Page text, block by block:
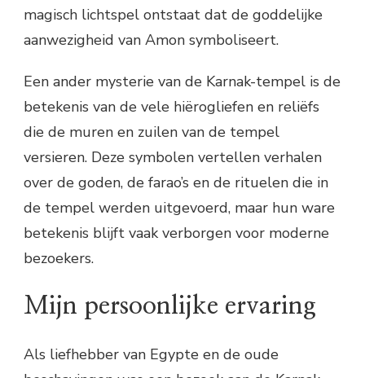
magisch lichtspel ontstaat dat de goddelijke
aanwezigheid van Amon symboliseert.
Een ander mysterie van de Karnak-tempel is de
betekenis van de vele hiërogliefen en reliëfs
die de muren en zuilen van de tempel
versieren. Deze symbolen vertellen verhalen
over de goden, de farao’s en de rituelen die in
de tempel werden uitgevoerd, maar hun ware
betekenis blijft vaak verborgen voor moderne
bezoekers.
Mijn persoonlijke ervaring
Als liefhebber van Egypte en de oude